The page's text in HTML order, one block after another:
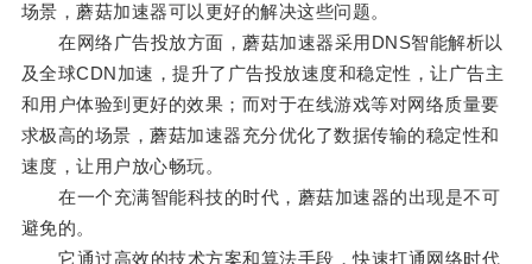
场景，蘑菇加速器可以更好的解决这些问题。
在网络广告投放方面，蘑菇加速器采用DNS智能解析以
及全球CDN加速，提升了广告投放速度和稳定性，让广告主
和用户体验到更好的效果；而对于在线游戏等对网络质量要
求极高的场景，蘑菇加速器充分优化了数据传输的稳定性和
速度，让用户放心畅玩。
在一个充满智能科技的时代，蘑菇加速器的出现是不可
避免的。
它通过高效的技术方案和算法手段，快速打通网络时代